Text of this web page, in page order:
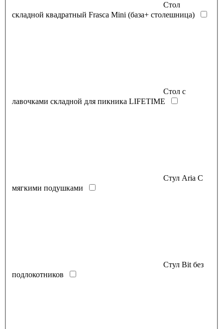
Стол
складной квадратный Frasca Mini (база+ столешница)
Стол с
лавочками складной для пикника LIFETIME
Стул Aria С
мягкими подушками
Стул Bit без
подлокотников